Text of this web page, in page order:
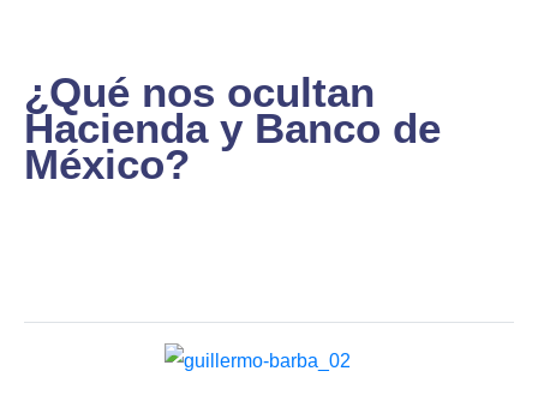
¿Qué nos ocultan
Hacienda y Banco de
México?